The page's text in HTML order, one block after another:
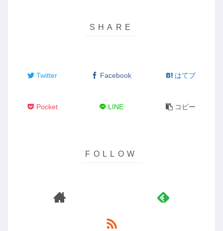
Twitter Facebook はてブ
Pocket LINE コピー